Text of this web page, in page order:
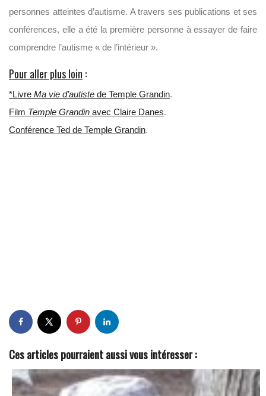
personnes atteintes d’autisme. A travers ses publications et ses
conférences, elle a été la première personne à essayer de faire
comprendre l’autisme « de l’intérieur ».
Pour aller plus loin :
*Livre Ma vie d’autiste de Temple Grandin.
Film Temple Grandin avec Claire Danes.
Conférence Ted de Temple Grandin.
Ces articles pourraient aussi vous intéresser :